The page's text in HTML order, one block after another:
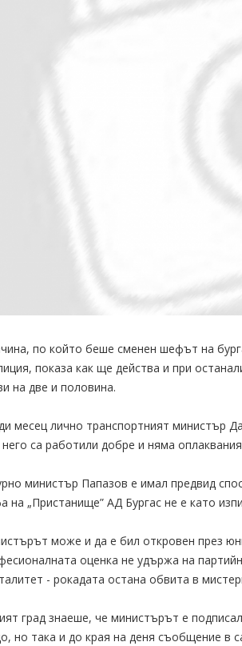
по който беше сменен шефът на
показа как ще действа и при
на две и половина.
месец лично транспортният министър
него са работили добре и няма
министър Папазов е имал предвид
на „Пристанище” АД Бургас не е като
може и да е бил откровен през
оценка не удържа на
- рокадата остана обвита в
град знаеше, че министърът е
но така и до края на деня съобщение в